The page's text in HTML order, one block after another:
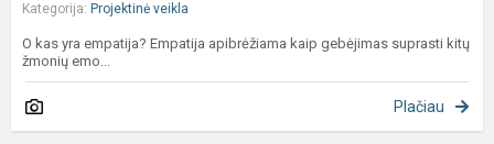
Kategorija: Projektinė veikla
O kas yra empatija? Empatija apibrėžiama kaip gebėjimas suprasti kitų
žmonių emo...
Plačiau